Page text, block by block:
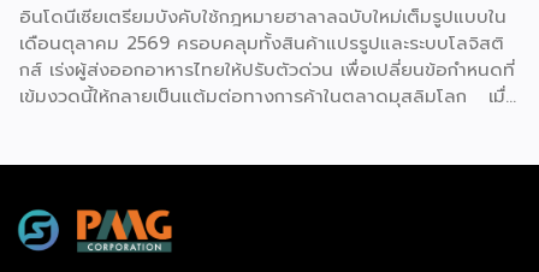
สามารถเพิ่มบริการรับ-ส่งพัสดุเป็น “ธุรกิจเสริม” ควบคู่กับกิจการ
เดิมได้ทันที โดยไม่ต้องเปลี่ยนโมเดลธุรกิจทั้งหมด จุดขาย
ของโมเดลนี้คือการเป็น Cross-traffic Strategy คนที่มารับ-ส่ง
พัสดุ […]
อินโดนีเซียเตรียมบังคับใช้กฎหมายฮาลาลฉบับใหม่เต็มรูปแบบใน
เดือนตุลาคม 2569 ครอบคลุมทั้งสินค้าแปรรูปและระบบโลจิสติ
กส์ เร่งผู้ส่งออกอาหารไทยให้ปรับตัวด่วน เพื่อเปลี่ยนข้อกำหนดที่
เข้มงวดนี้ให้กลายเป็นแต้มต่อทางการค้าในตลาดมุสลิมโลก เมื่อ
แห่งการผ่อนผันกำลังจะสิ้นสุดลง ข้อกำหนดใหม่นี้ไม่เพียงแต่
ขยายขอบเขตการรับรองฮาลาลครอบคลุมอาหาร และเครื่องดื่ม